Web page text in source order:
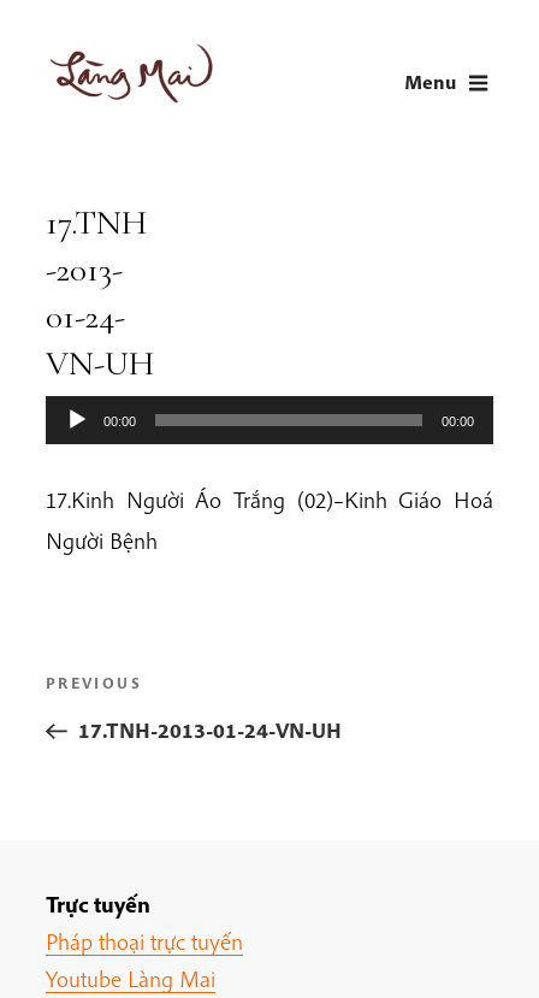
content
Menu
17.TNH
-2013-
01-24-
VN-UH
00:00 00:00
17.Kinh Người Áo Trắng (02)–Kinh Giáo Hoá
Người Bệnh
Previous
Post
PREVIOUS
17.TNH-2013-01-24-VN-UH
Trực tuyến
Pháp thoại trực tuyến
Youtube Làng Mai